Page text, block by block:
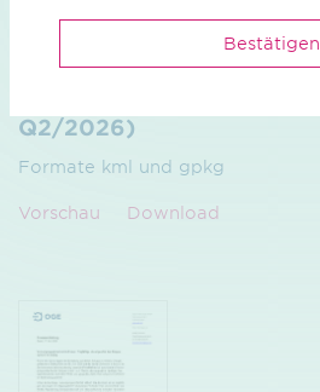
Information CO2 / zip / 11.51 KB
Q2/2026)
Formate kml und gpkg
Vorschau Download
Bestätigen